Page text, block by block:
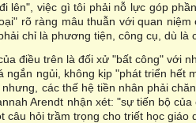
lên", việc gì tôi phải nỗ lực góp
rõ ràng mâu thuẫn với quan
chỉ là phương tiện, công cụ, dù là
điều trên là đối xử "bất công" với
ngắn ngủi, không kịp "phát triển hết
các thế hệ tiền nhân phải
Arendt nhận xét: "sự tiến bộ
câu hỏi trầm trọng cho triết học giáo